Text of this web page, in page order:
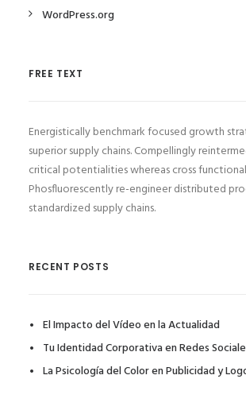
WordPress.org
FREE TEXT
Energistically benchmark focused growth
superior supply chains. Compellingly
critical potentialities whereas cross
Phosfluorescently re-engineer distributed
standardized supply chains.
RECENT POSTS
El Impacto del Vídeo en la Actualidad
Tu Identidad Corporativa en Redes
La Psicología del Color en Publicidad y